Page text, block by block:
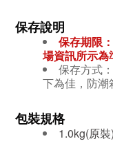
保存說明
保存期限
場資訊所示為
保存方式：
下為佳，防潮
包裝規格
1.0kg(原